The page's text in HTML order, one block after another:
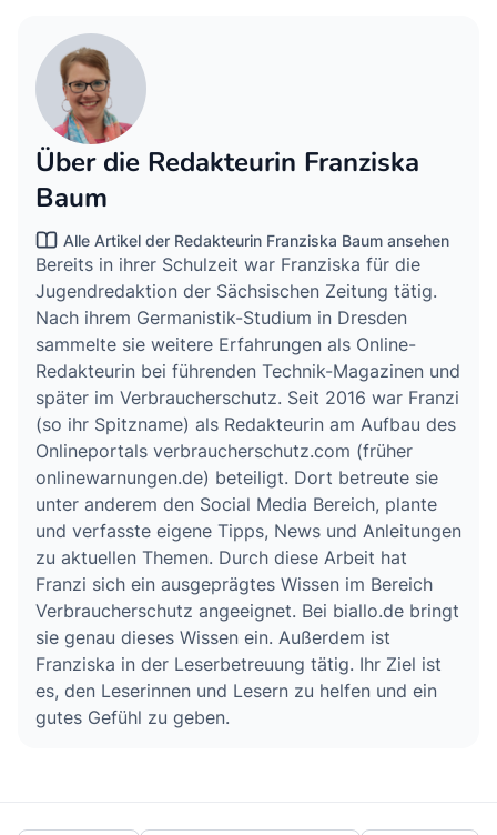
Über die Redakteurin Franziska
Baum
Alle Artikel der Redakteurin Franziska Baum ansehen
Bereits in ihrer Schulzeit war Franziska für die
Jugendredaktion der Sächsischen Zeitung tätig.
Nach ihrem Germanistik-Studium in Dresden
sammelte sie weitere Erfahrungen als Online-
Redakteurin bei führenden Technik-Magazinen und
später im Verbraucherschutz. Seit 2016 war Franzi
(so ihr Spitzname) als Redakteurin am Aufbau des
Onlineportals verbraucherschutz.com (früher
onlinewarnungen.de) beteiligt. Dort betreute sie
unter anderem den Social Media Bereich, plante
und verfasste eigene Tipps, News und Anleitungen
zu aktuellen Themen. Durch diese Arbeit hat
Franzi sich ein ausgeprägtes Wissen im Bereich
Verbraucherschutz angeeignet. Bei biallo.de bringt
sie genau dieses Wissen ein. Außerdem ist
Franziska in der Leserbetreuung tätig. Ihr Ziel ist
es, den Leserinnen und Lesern zu helfen und ein
gutes Gefühl zu geben.